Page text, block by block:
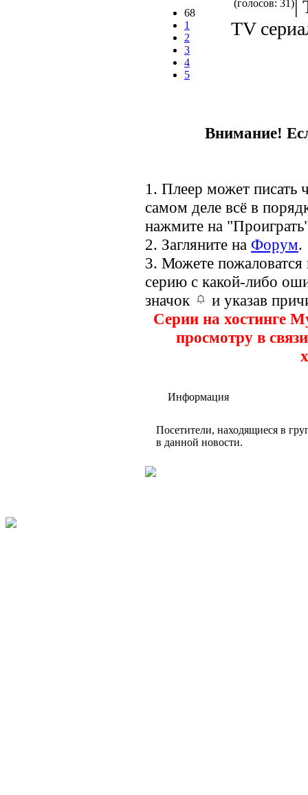
68
1
2
3
4
5
(голосов: 31)
TV
Внимание!
1. Плеер может писать
самом деле всё в
нажмите на
2. Загляните на Форум.
3. Можете
серию с какой-либо
значок
и указав
Серии на хостинге
просмотру в
Информация
Посетители, находящиеся в
в данной новости.